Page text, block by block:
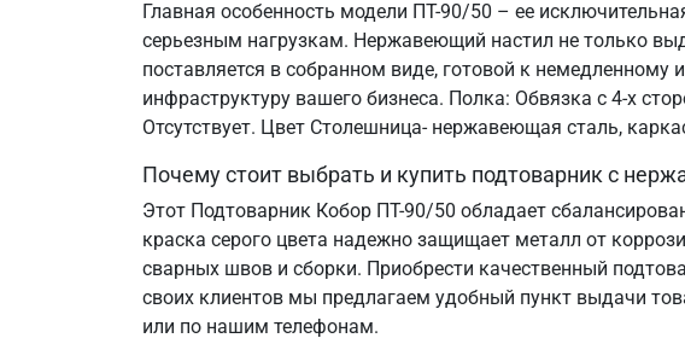
Главная особенность модели ПТ-90/50 – ее
серьезным нагрузкам. Нержавеющий настил не только
поставляется в собранном виде, готовой к
инфраструктуру вашего бизнеса. Полка: Обвязка с 4-х
Отсутствует. Цвет Столешница- нержавеющая сталь,
Почему стоит выбрать и купить подтоварник с
Этот Подтоварник Кобор ПТ-90/50 обладает
краска серого цвета надежно защищает металл от
сварных швов и сборки. Приобрести качественный
своих клиентов мы предлагаем удобный пункт выдачи
или по нашим телефонам.